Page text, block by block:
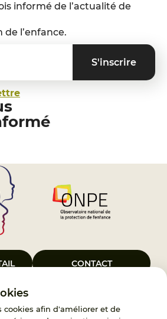
cookies afin d'améliorer et de
informé de l’actualité de
l’enfance.
CONTACT
Public France Enfance Protégée, créé le 5
d’assurer les missions de service public du
des adoptants et de traitement des